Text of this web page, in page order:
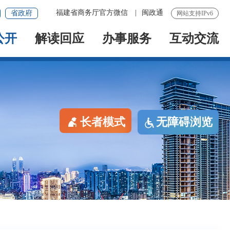
网站支持IPv6
福建省商务厅官方微信 闽政通
省政府
开 解读回应 办事服务 互动交流
长者模式 无障碍浏览